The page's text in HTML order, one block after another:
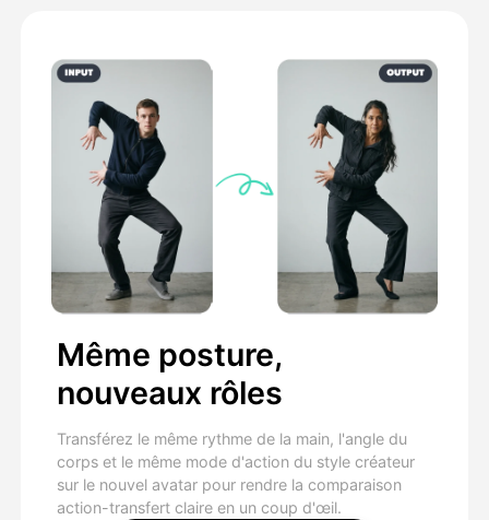
Même posture,
nouveaux rôles
Transférez le même rythme de la main, l'angle du
corps et le même mode d'action du style créateur
sur le nouvel avatar pour rendre la comparaison
action-transfert claire en un coup d'œil.